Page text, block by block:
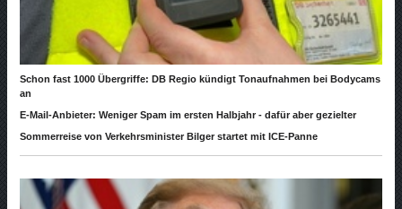
Schon fast 1000 Übergriffe: DB Regio kündigt Tonaufnahmen bei Bodycams
an
E-Mail-Anbieter: Weniger Spam im ersten Halbjahr - dafür aber gezielter
Sommerreise von Verkehrsminister Bilger startet mit ICE-Panne